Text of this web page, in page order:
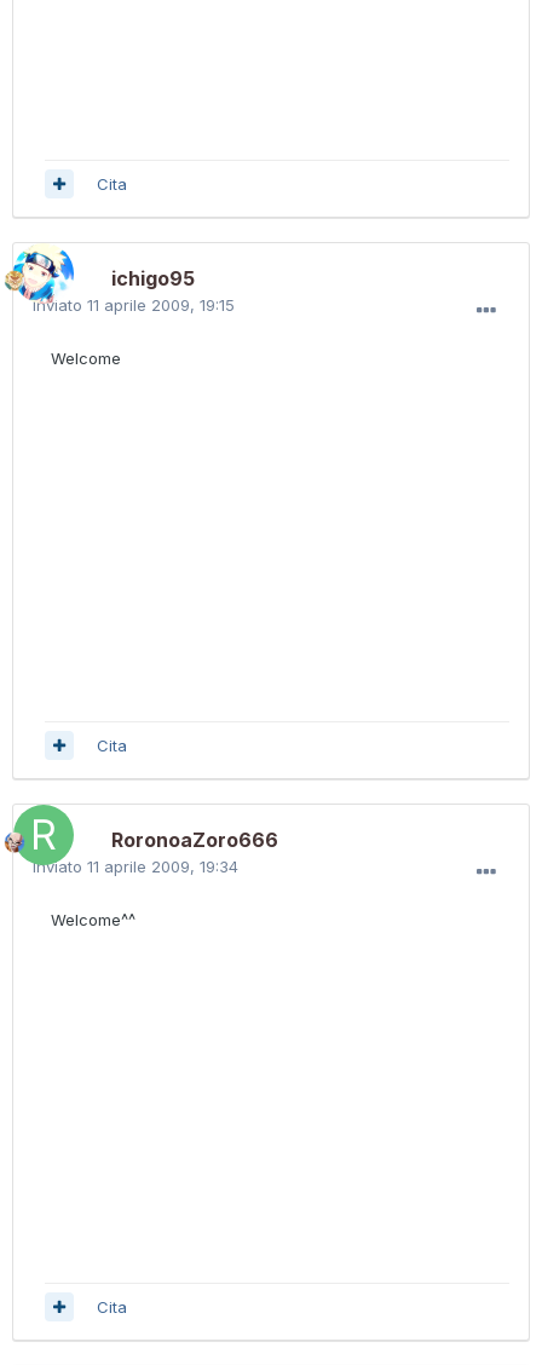
Cita
ichigo95
Inviato 11 aprile 2009, 19:15
Welcome
Cita
RoronoaZoro666
Inviato 11 aprile 2009, 19:34
Welcome^^
Cita